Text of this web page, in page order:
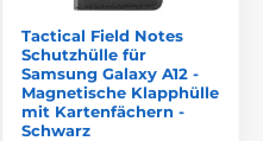
Tactical Field Notes
Schutzhülle für
Samsung Galaxy A12 -
Magnetische Klapphülle
mit Kartenfächern -
Schwarz